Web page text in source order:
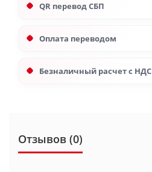
QR перевод СБП
Оплата переводом
Безналичный расчет с НДС
Отзывов (0)